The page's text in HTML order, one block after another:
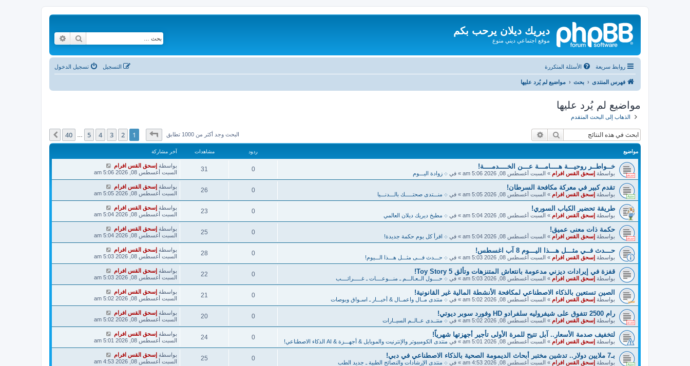
ديريك ديلان يرحب بكم
موقع اجتماعي ديني منوع بحث
روابط سريعة الأسئلة المتكررة تسجيل الدخول التسجيل
فهرس المنتدى بحث مواضيع لم يُرد عليها
مواضيع لم يُرد عليها
الذهاب إلى البحث المتقدم
بحث البحث وجد أكثر من 1000 تطابق صفحة1من40
1
2
3
4
5
40 التالي
مواضيع ردود مشاهدات آخر مشاركة
خــواطــر روحيـــة هــــامـــة عـــن الخــــدمــــة!
بواسطة إسحق القس افرام » السبت أغسطس 08, 2026 5:06 am » في ܀ زوادة اليـــوم
0
31 بواسطة إسحق القس افرام
السبت أغسطس 08, 2026 5:06 am
تقدم كبير في معركة مكافحة السرطان!
بواسطة إسحق القس افرام » السبت أغسطس 08, 2026 5:05 am » في ܀ منـــتدى صحتـــــك بالـــدنـــيا
0
26 بواسطة إسحق القس افرام
السبت أغسطس 08, 2026 5:05 am
طريقة تحضير الكباب السوري!
بواسطة إسحق القس افرام » السبت أغسطس 08, 2026 5:04 am » في ܀ مطبخ ديريك ديلان العالمي
0
23 بواسطة إسحق القس افرام
السبت أغسطس 08, 2026 5:04 am
حكمة ذات معنى عميق!
بواسطة إسحق القس افرام » السبت أغسطس 08, 2026 5:04 am » في ܀ اقرأ كل يوم حكمة جديدة!
0
25 بواسطة إسحق القس افرام
السبت أغسطس 08, 2026 5:04 am
حـــدث فــي مثـــل هـــذا اليـــوم 8 آب اغسطس!
بواسطة إسحق القس افرام » السبت أغسطس 08, 2026 5:03 am » في ܀ حـــدث فـــى مثـــل هـــذا الـــيوم!
0
28 بواسطة إسحق القس افرام
السبت أغسطس 08, 2026 5:03 am
قفزة في إيرادات ديزني مدعومة بانتعاش المتنزهات وتألق Toy Story 5!
بواسطة إسحق القس افرام » السبت أغسطس 08, 2026 5:03 am » في ܀ حــــول الــعـالـــم ـ منـــوعــــات ـ غـــــرائــــب
0
22 بواسطة إسحق القس افرام
السبت أغسطس 08, 2026 5:03 am
الصين تستعين بالذكاء الاصطناعي لمكافحة الأنشطة المالية غير القانونية!
بواسطة إسحق القس افرام » السبت أغسطس 08, 2026 5:02 am » في ܀ منتدى مــال واعمــال & أخبـــار ـ اسـواق وبوصات
0
21 بواسطة إسحق القس افرام
السبت أغسطس 08, 2026 5:02 am
رام 2500 تتفوق على شيفروليه سلفرادو HD وفورد سوبر ديوتي!
بواسطة إسحق القس افرام » السبت أغسطس 08, 2026 5:02 am » في ܀ منتــدى عــالــم السيــارات
0
20 بواسطة إسحق القس افرام
السبت أغسطس 08, 2026 5:02 am
لتخفيف صدمة الأسعار.. آبل تتيح للمرة الأولى تأجير أجهزتها شهرياً!
بواسطة إسحق القس افرام » السبت أغسطس 08, 2026 5:01 am » في منتدى الكومبيوتر والإنترنيت والموبايل & أجهـــزة & AI الذكاء الاصطناعي!
0
24 بواسطة إسحق القس افرام
السبت أغسطس 08, 2026 5:01 am
بـ7 ملايين دولار.. تدشين مختبر أبحاث الديمومة الصحية بالذكاء الاصطناعي في دبي!
بواسطة إسحق القس افرام » السبت أغسطس 08, 2026 4:53 am » في ܀ منتدى الإرشادات والنصائح الطبية ـ جديد الطب
0
25 بواسطة إسحق القس افرام
السبت أغسطس 08, 2026 4:53 am